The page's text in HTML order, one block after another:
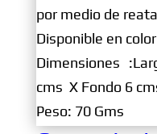
por medio de
Disponible en color
Dimensiones
cms X Fondo 6
Peso: 70 Gms